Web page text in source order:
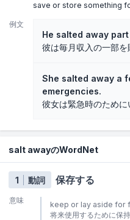
save or store something
例文
He salted away
彼は毎月収入の一部を
She salted away a
emergencies.
彼女は緊急時のために
salt awayのWordNet
1 動詞 保存する
意味
keep or lay aside for
将来使用するために保